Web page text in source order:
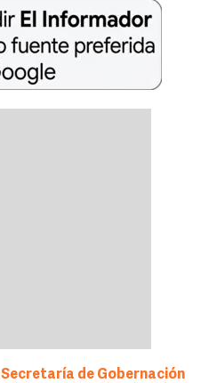
Secretaría de Gobernación